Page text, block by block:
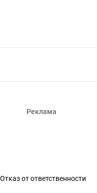
Реклама
Отказ от ответственности